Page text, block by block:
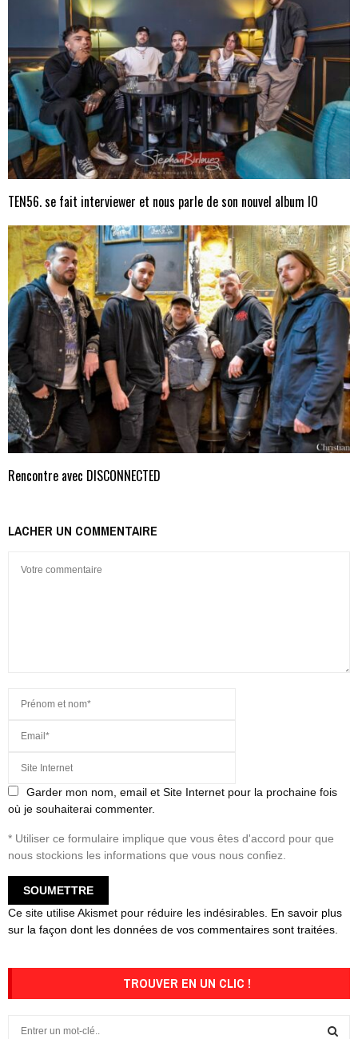
TEN56. se fait interviewer et nous parle de son nouvel album IO
Rencontre avec DISCONNECTED
LACHER UN COMMENTAIRE
Garder mon nom, email et Site Internet pour la prochaine fois
où je souhaiterai commenter.
* Utiliser ce formulaire implique que vous êtes d'accord pour que
nous stockions les informations que vous nous confiez.
Ce site utilise Akismet pour réduire les indésirables. En savoir plus
sur la façon dont les données de vos commentaires sont traitées
TROUVER EN UN CLIC !